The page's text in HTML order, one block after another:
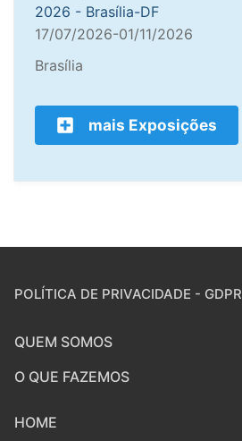
2026 - Brasília-DF
17/07/2026-01/11/2026
Brasília
mais Exposições
POLÍTICA DE PRIVACIDADE - GDPR
QUEM SOMOS
O QUE FAZEMOS
HOME